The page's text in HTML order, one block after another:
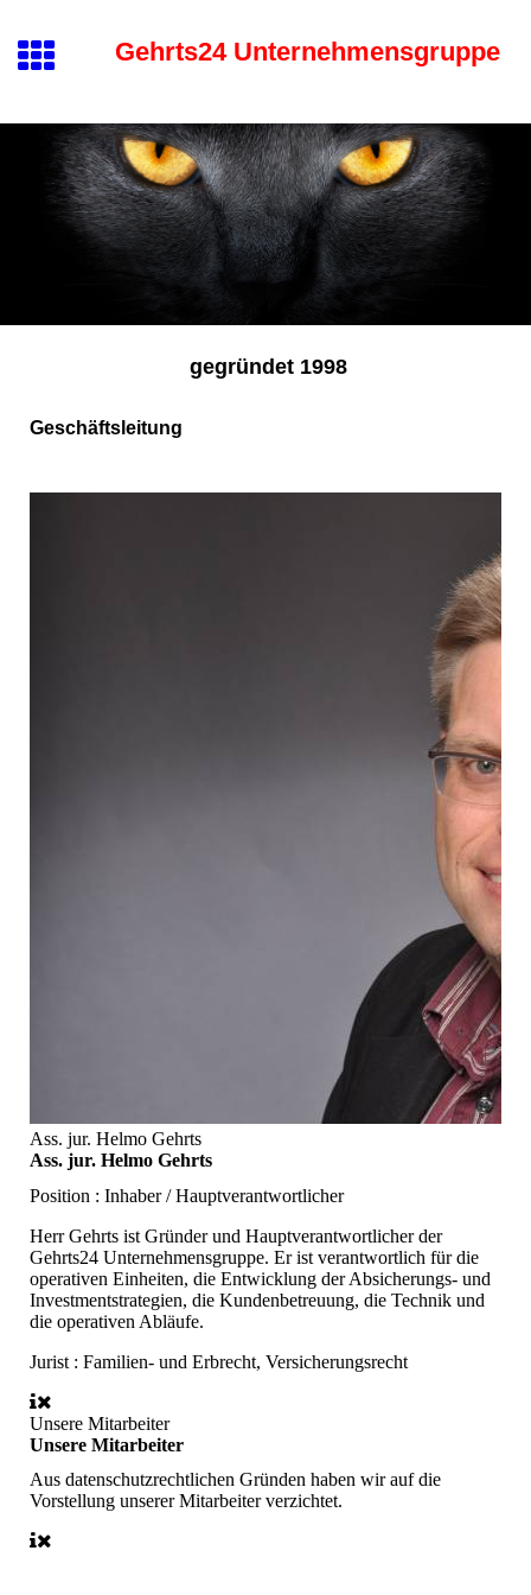
Gehrts24 Unternehmensgruppe
gegründet 1998
Geschäftsleitung
Ass. jur. Helmo Gehrts
Ass. jur. Helmo Gehrts
Position : Inhaber / Hauptverantwortlicher
Herr Gehrts ist Gründer und Hauptverantwortlicher der
Gehrts24 Unternehmensgruppe. Er ist verantwortlich für die
operativen Einheiten, die Entwicklung der Absicherungs- und
Investmentstrategien, die Kundenbetreuung, die Technik und
die operativen Abläufe.
Jurist : Familien- und Erbrecht, Versicherungsrecht
Unsere Mitarbeiter
Unsere Mitarbeiter
Aus datenschutzrechtlichen Gründen haben wir auf die
Vorstellung unserer Mitarbeiter verzichtet.